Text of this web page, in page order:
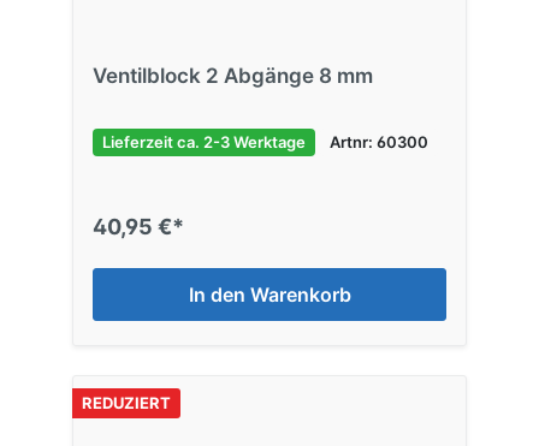
Ventilblock 2 Abgänge 8 mm
Lieferzeit ca. 2-3 Werktage Artnr: 60300
40,95 €*
In den Warenkorb
REDUZIERT